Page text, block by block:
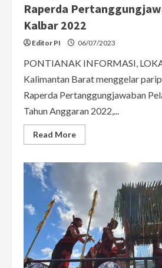
Raperda
Kalbar 2022
Editor PI 06/07/2023
PONTIANAK INFORMASI,
Kalimantan Barat menggelar
Raperda Pertanggungjawaban
Tahun Anggaran 2022,...
Read MoreRead
more
Paripurna
Penjelasan
Raperda
Pertanggungjawaban
APBD
Kalbar
2022